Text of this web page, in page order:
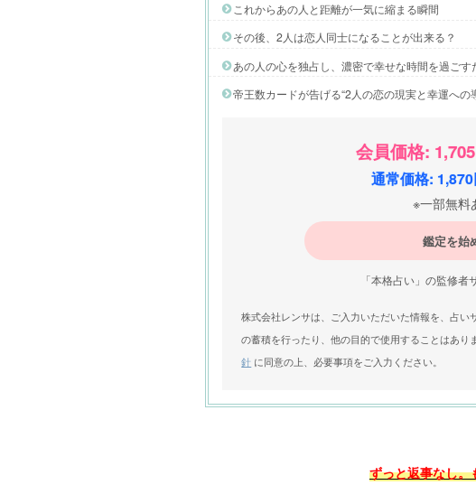
これからあの人と距離が一気に縮まる瞬間
その後、2人は恋人同士になることが出来る？
あの人の心を独占し、濃密で幸せな時間を過ごす
帝王数カードが告げる“2人の恋の現実と幸運への
会員価格:
通常価格: 1,870
※一部無料
鑑定を始
「本格占い」の監修者
株式会社レンサは、ご入力いただいた情報を、占
の蓄積を行ったり、他の目的で使用することはあ
針 に同意の上、必要事項をご入力ください。
ずっと返事なし。